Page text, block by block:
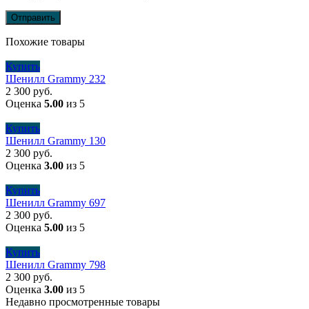
Похожие товары
Купить
Шенилл Grammy 232
2 300 руб.
Оценка 5.00 из 5
Купить
Шенилл Grammy 130
2 300 руб.
Оценка 3.00 из 5
Купить
Шенилл Grammy 697
2 300 руб.
Оценка 5.00 из 5
Купить
Шенилл Grammy 798
2 300 руб.
Оценка 3.00 из 5
Недавно просмотренные товары